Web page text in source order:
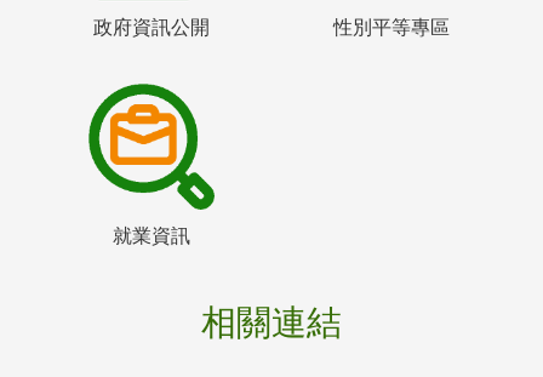
政府資訊公開 性別平等專區
就業資訊
相關連結